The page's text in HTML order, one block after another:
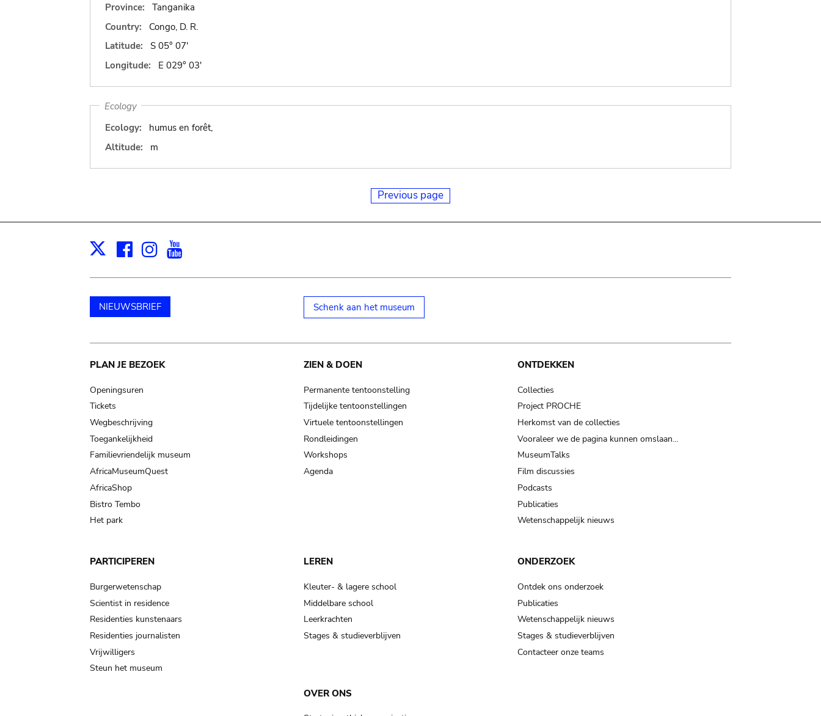
Province:
Tanganika
Country:
Congo, D. R.
Latitude:
S 05° 07'
Longitude:
E 029° 03'
Ecology
Ecology:
humus en forêt,
Altitude:
m
Previous page
X Facebook
Instagram
NIEUWSBRIEF Schenk aan het museum
Main
navigation
PLAN JE BEZOEK
Openingsuren
Tickets
Wegbeschrijving
Toegankelijkheid
Familievriendelijk museum
AfricaMuseumQuest
AfricaShop
Bistro Tembo
Het park
ZIEN & DOEN
Permanente tentoonstelling
Tijdelijke tentoonstellingen
Virtuele tentoonstellingen
Rondleidingen
Workshops
Agenda
ONTDEKKEN
Collecties
Project PROCHE
Herkomst van de collecties
Vooraleer we de pagina kunnen omslaan…
MuseumTalks
Film discussies
Podcasts
Publicaties
Wetenschappelijk nieuws
PARTICIPEREN
Burgerwetenschap
Scientist in residence
Residenties kunstenaars
Residenties journalisten
Vrijwilligers
Steun het museum
LEREN
Kleuter- & lagere school
Middelbare school
Leerkrachten
Stages & studieverblijven
ONDERZOEK
Ontdek ons onderzoek
Publicaties
Wetenschappelijk nieuws
Stages & studieverblijven
Contacteer onze teams
OVER ONS